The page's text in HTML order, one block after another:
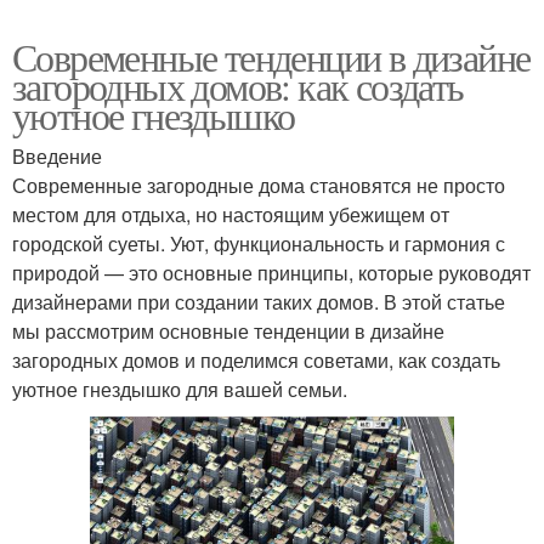
Современные тенденции в дизайне
загородных домов: как создать
уютное гнездышко
Введение
Современные загородные дома становятся не просто
местом для отдыха, но настоящим убежищем от
городской суеты. Уют, функциональность и гармония с
природой — это основные принципы, которые руководят
дизайнерами при создании таких домов. В этой статье
мы рассмотрим основные тенденции в дизайне
загородных домов и поделимся советами, как создать
уютное гнездышко для вашей семьи.